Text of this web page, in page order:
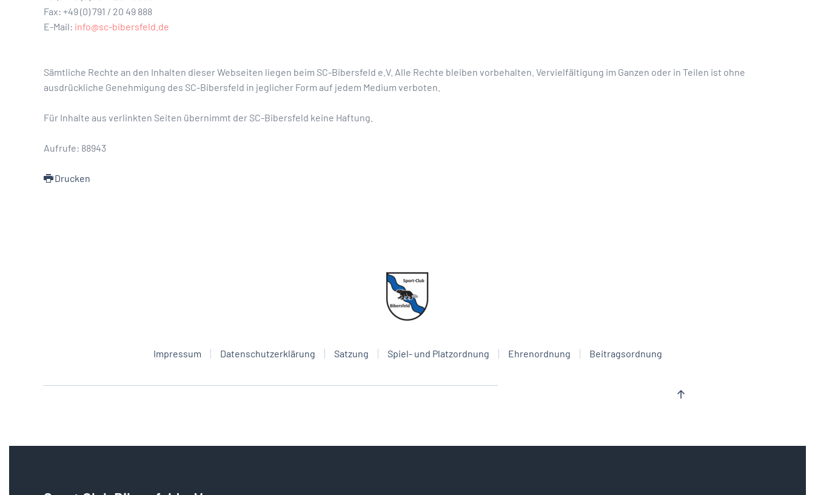
Fax: +49 (0) 791 / 20 49 888
E-Mail: info@sc-bibersfeld.de
Sämtliche Rechte an den Inhalten dieser Webseiten liegen beim SC-Bibersfeld e.V. Alle Rechte bleiben vorbehalten. Vervielfältigung im Ganzen oder in Teilen ist ohne
ausdrückliche Genehmigung des SC-Bibersfeld in jeglicher Form auf jedem Medium verboten.
Für Inhalte aus verlinkten Seiten übernimmt der SC-Bibersfeld keine Haftung.
Aufrufe: 88943
Drucken
Impressum Datenschutzerklärung Satzung Spiel- und Platzordnung Ehrenordnung Beitragsordnung